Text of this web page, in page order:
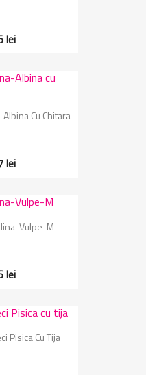
lei
Cu Chitara
lei
Vulpe-M
lei
Pisica Cu Tija